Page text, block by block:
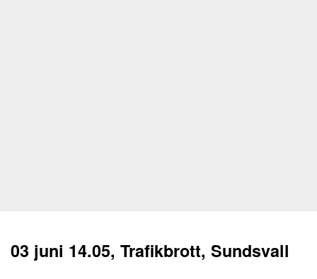
03 juni 14.05, Trafikbrott, Sundsvall